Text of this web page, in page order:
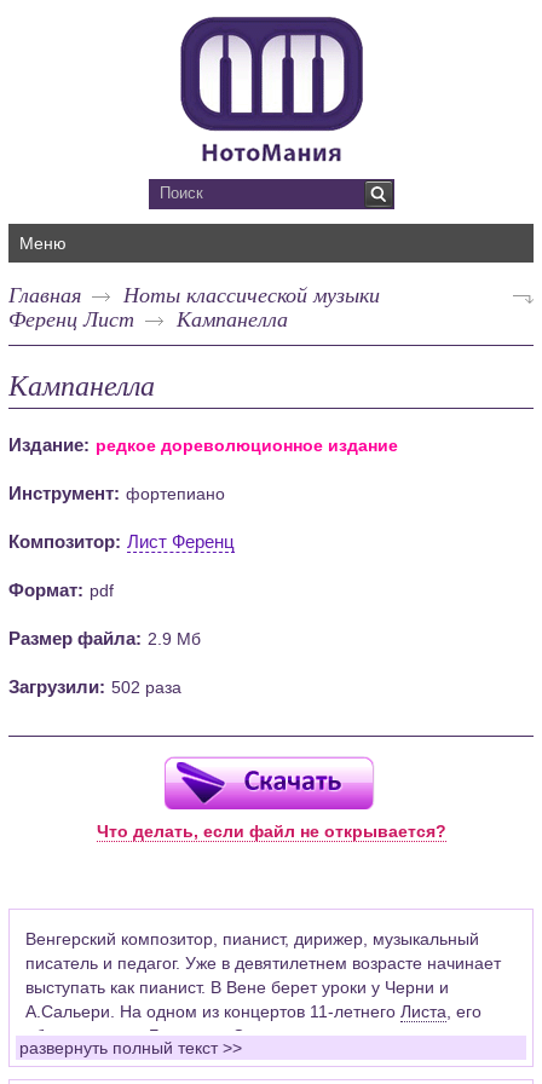
Меню
Главная
Ноты классической музыки
Ференц Лист
Кампанелла
Кампанелла
Издание: редкое дореволюционное издание
Инструмент: фортепиано
Композитор: Лист Ференц
Формат: pdf
Размер файла: 2.9 Мб
Загрузили: 502 раза
Что делать, если файл не открывается?
Венгерский композитор, пианист, дирижер, музыкальный
писатель и педагог. Уже в девятилетнем возрасте начинает
выступать как пианист. В Вене берет уроки у Черни и
А.Сальери. На одном из концертов 11-летнего Листа , его
«благословил»Бетховен. Сильное влияние на становление
великого музыкального романтика оказали встречи с
развернуть полный текст >>